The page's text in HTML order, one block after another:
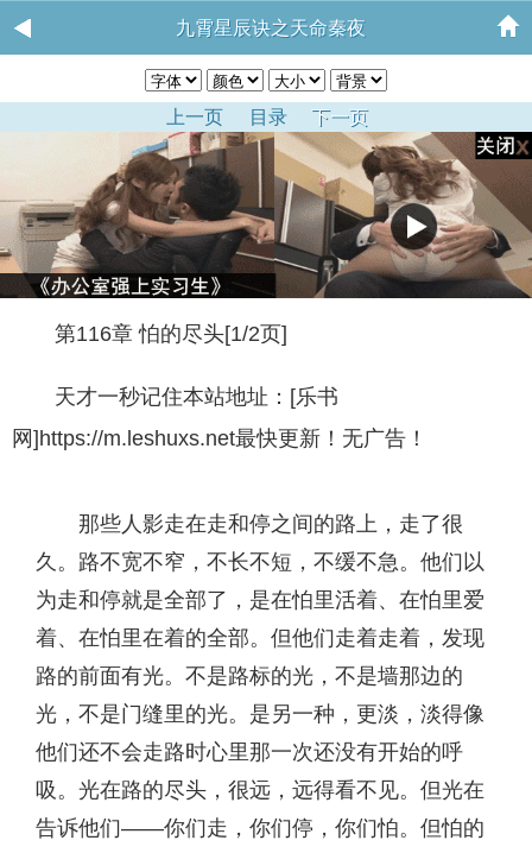
九霄星辰诀之天命秦夜
上一页 目录 下一页
第116章 怕的尽头[1/2页]
天才一秒记住本站地址：[乐书
网]https://m.leshuxs.net最快更新！无广告！
那些人影走在走和停之间的路上，走了很
久。路不宽不窄，不长不短，不缓不急。他们以
为走和停就是全部了，是在怕里活着、在怕里爱
着、在怕里在着的全部。但他们走着走着，发现
路的前面有光。不是路标的光，不是墙那边的
光，不是门缝里的光。是另一种，更淡，淡得像
他们还不会走路时心里那一次还没有开始的呼
吸。光在路的尽头，很远，远得看不见。但光在
告诉他们——你们走，你们停，你们怕。但怕的